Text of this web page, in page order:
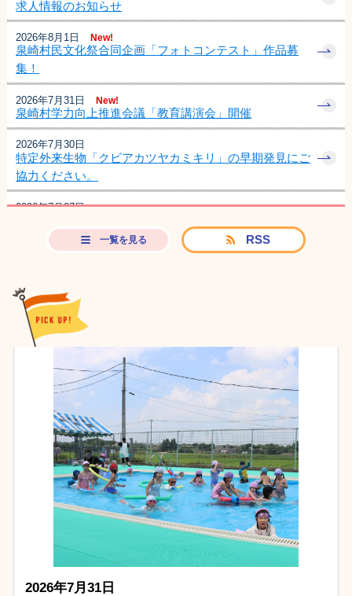
求人情報のお知らせ
2026年8月1日 New!
泉崎村民文化祭合同企画「フォトコンテスト」作品募
集！
2026年7月31日 New!
泉崎村学力向上推進会議「教育講演会」開催
2026年7月30日
特定外来生物「クビアカツヤカミキリ」の早期発見にご
協力ください。
2026年7月27日
2026年7月22日
小学生プログラミング教室の開催について
令和8年度支部対抗パークゴルフ大会開催
2026年7月9日
「来て。」ポスターフォトコンテストの開催について
2026年7月7日
通話録音装置の設置について
2026年7月3日
やぶき霊香苑火葬場をご利用いただく際の使用料につい
2026年6月28日
泉崎村訪問介護事業所緊急支援金について
一覧を見る RSS
2026年7月31日